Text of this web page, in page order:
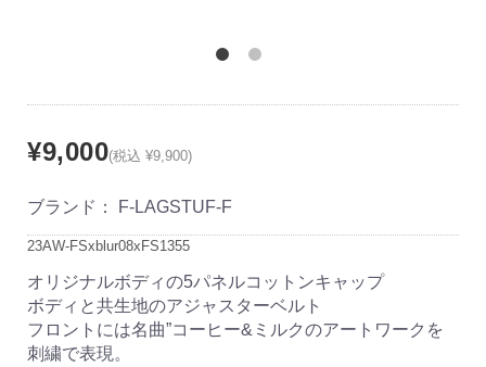
¥9,000(税込 ¥9,900)
ブランド： F-LAGSTUF-F
23AW-FSxblur08xFS1355
オリジナルボディの5パネルコットンキャップ
ボディと共生地のアジャスターベルト
フロントには名曲”コーヒー&ミルクのアートワークを
刺繍で表現。